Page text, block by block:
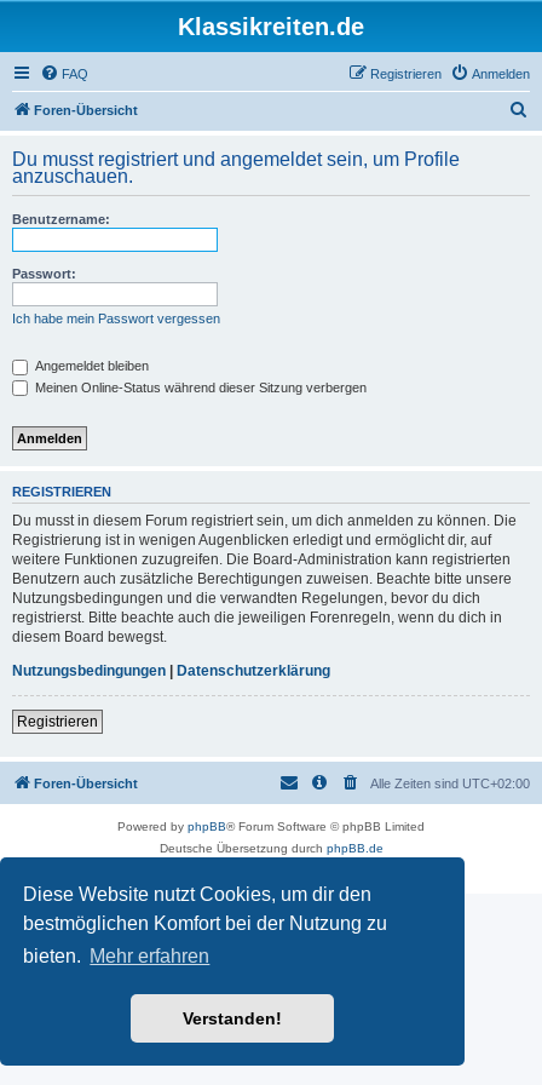
Diese Website nutzt Cookies, um dir den
bestmöglichen Komfort bei der Nutzung zu
bieten. Mehr erfahren
Verstanden!
Klassikreiten.de
FAQ Anmelden
Registrieren
Foren-Übersicht
h
Du musst registriert und angemeldet sein, um Profile
anzuschauen.
Benutzername:
Passwort:
Ich habe mein Passwort vergessen
Angemeldet bleiben
Meinen Online-Status während dieser Sitzung verbergen
REGISTRIEREN
Du musst in diesem Forum registriert sein, um dich anmelden zu können. Die
Registrierung ist in wenigen Augenblicken erledigt und ermöglicht dir, auf
weitere Funktionen zuzugreifen. Die Board-Administration kann registrierten
Benutzern auch zusätzliche Berechtigungen zuweisen. Beachte bitte unsere
Nutzungsbedingungen und die verwandten Regelungen, bevor du dich
registrierst. Bitte beachte auch die jeweiligen Forenregeln, wenn du dich in
diesem Board bewegst.
Nutzungsbedingungen | Datenschutzerklärung
Registrieren
Foren-Übersicht Alle Zeiten sind UTC+02:00
Powered by phpBB® Forum Software © phpBB Limited
Deutsche Übersetzung durch phpBB.de